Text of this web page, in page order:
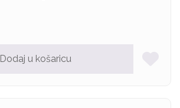
Dodaj u košaricu